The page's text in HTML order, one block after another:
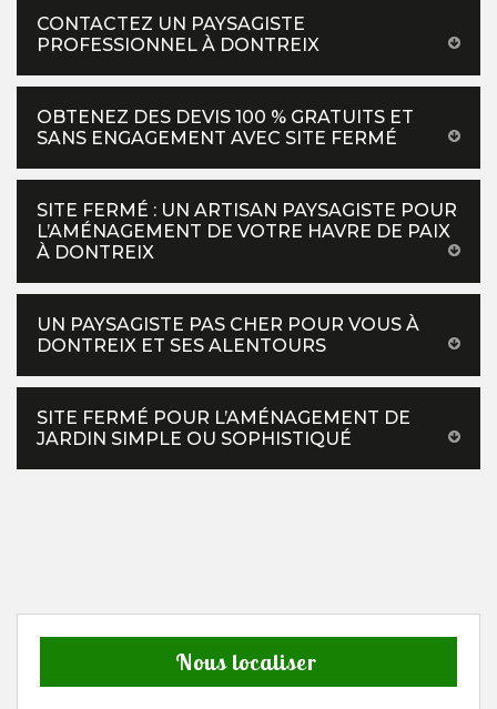
CONTACTEZ UN PAYSAGISTE
PROFESSIONNEL À DONTREIX
OBTENEZ DES DEVIS 100 % GRATUITS ET
SANS ENGAGEMENT AVEC SITE FERMÉ
SITE FERMÉ : UN ARTISAN PAYSAGISTE POUR
L’AMÉNAGEMENT DE VOTRE HAVRE DE PAIX
À DONTREIX
UN PAYSAGISTE PAS CHER POUR VOUS À
DONTREIX ET SES ALENTOURS
SITE FERMÉ POUR L’AMÉNAGEMENT DE
JARDIN SIMPLE OU SOPHISTIQUÉ
Nous localiser